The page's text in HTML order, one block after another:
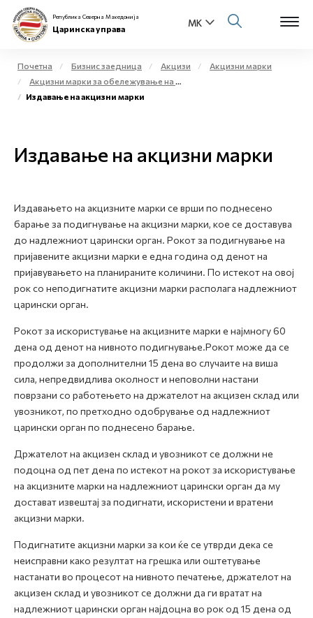
За нас
Е-Царина
Open
Медиа центар
Контакт
Е-Весник
Република Северна Македонија
Царинска управа
Почетна Бизнис заедница Акцизи
Акцизни марки
Акцизни марки за обележување на жестоки алкохолни производи и меѓупроизводи
Издавање на акцизни марки
Издавање на акцизни марки
Издавањето на акцизните марки се врши по поднесено
барање за подигнување на акцизни марки, кое се доставува
до надлежниот царински орган. Рокот за подигнување на
пријавените акцизни марки е една година од денот на
пријавувањето на планираните количини. По истекот на овој
рок со неподигнатите акцизни марки располага надлежниот
царински орган.
Рокот за искористување на акцизните марки е најмногу 60
дена од денот на нивното подигнување.Рокот може да се
продолжи за дополнителни 15 дена во случаите на виша
сила, непредвидлива околност и неповолни настани
поврзани со работењето на држателот на акцизен склад или
увозникот, по претходно одобрување од надлежниот
царински орган по поднесено барање.
Држателот на акцизен склад и увозникот се должни не
подоцна од пет дена по истекот на рокот за искористување
на акцизните марки на надлежниот царински орган да му
достават извештај за подигнати, искористени и вратени
акцизни марки.
Подигнатите акцизни марки за кои ќе се утврди дека се
неисправни како резултат на грешка или оштетување
настанати во процесот на нивното печатење, држателот на
акцизен склад и увозникот се должни да ги вратат на
надлежниот царински орган најдоцна во рок од 15 дена од